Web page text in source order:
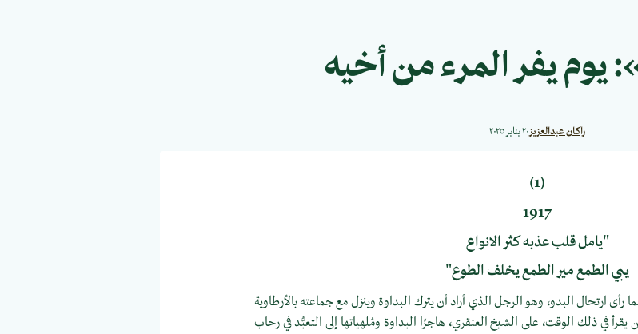
يوم يفر المرء من أخيه
راكان عبدالعزيز٢٠ يناير ٢٠٢٥
(1)
1917
"يامل قلب عذبه كثر الانواع
يبي الطمع مير الطمع يخلف الطوع"
رأى ارتحال البدو، وهو الرجل الذي أراد أن يترك البداوة وينزل مع جماعته بالأرطاوية
في ذلك الوقت، على الشيخ العنقري، هاجرًا البداوة ومُلهياتها إلى التعبُّد في رحاب